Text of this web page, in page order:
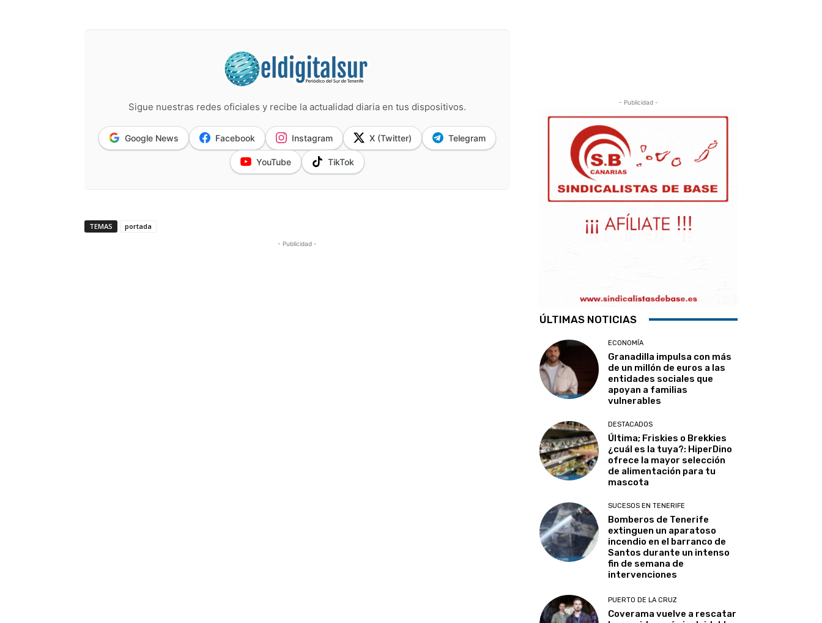
Sigue nuestras redes oficiales y recibe la actualidad diaria en tus dispositivos.
Google News Facebook Instagram X (Twitter) Telegram
YouTube TikTok
TEMAS portada
- Publicidad -
- Publicidad -
ÚLTIMAS NOTICIAS
ECONOMÍA
Granadilla impulsa con más
de un millón de euros a las
entidades sociales que
apoyan a familias
vulnerables
DESTACADOS
Última; Friskies o Brekkies
¿cuál es la tuya?: HiperDino
ofrece la mayor selección
de alimentación para tu
mascota
SUCESOS EN TENERIFE
Bomberos de Tenerife
extinguen un aparatoso
incendio en el barranco de
Santos durante un intenso
fin de semana de
intervenciones
PUERTO DE LA CRUZ
Coverama vuelve a rescatar